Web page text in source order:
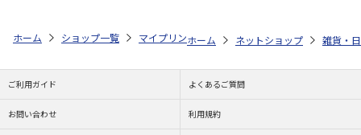
ホーム ショップ一覧 マイプリント カーステッカー【シーズー
ホーム ネットショップ 雑貨・
ご利用ガイド よくあるご質問
お問い合わせ 利用規約